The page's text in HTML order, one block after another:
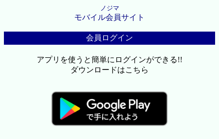
ノジマ
モバイル会員サイト
会員ログイン
アプリを使うと簡単にログインができる!!
ダウンロードはこちら